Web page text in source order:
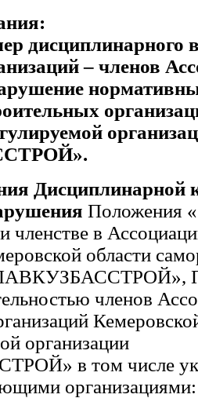
дисциплинарного
– членов
Дисциплинарной
Положения
членстве в
области
членов
организации
в том числе
организациями: